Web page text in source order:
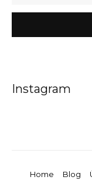
Instagram
Home Blog